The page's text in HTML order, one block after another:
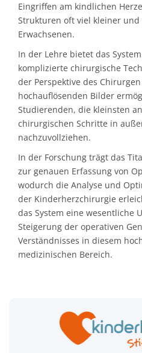
Eingriffen am kindlichen
Strukturen oft viel kleiner
Erwachsenen.
In der Lehre bietet das
komplizierte chirurgische
der Perspektive des
hochauflösenden Bilder
Studierenden, die kleinsten
chirurgischen Schritte in
nachzuvollziehen.
In der Forschung trägt das
zur genauen Erfassung von
wodurch die Analyse und
der Kinderherzchirurgie
das System eine wesentliche
Steigerung der operativen
Verständnisses in diesem
medizinischen Bereich.